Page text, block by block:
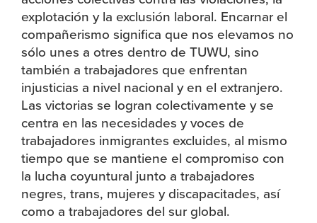
explotación y la exclusión laboral. Encarnar el
compañerismo significa que nos elevamos no
sólo unes a otres dentro de TUWU, sino
también a trabajadores que enfrentan
injusticias a nivel nacional y en el extranjero.
Las victorias se logran colectivamente y se
centra en las necesidades y voces de
trabajadores inmigrantes excluides, al mismo
tiempo que se mantiene el compromiso con
la lucha coyuntural junto a trabajadores
negres, trans, mujeres y discapacitades, así
como a trabajadores del sur global.